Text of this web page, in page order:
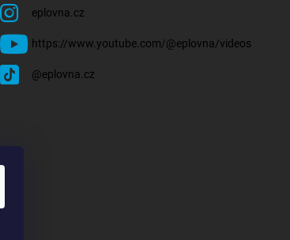
eplovna.cz
https://www.youtube.com/@eplovna/videos
@eplovna.cz